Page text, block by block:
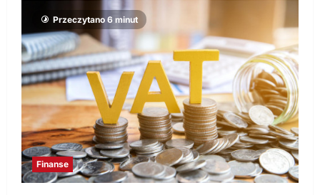
Przeczytano 6 minut
Finanse